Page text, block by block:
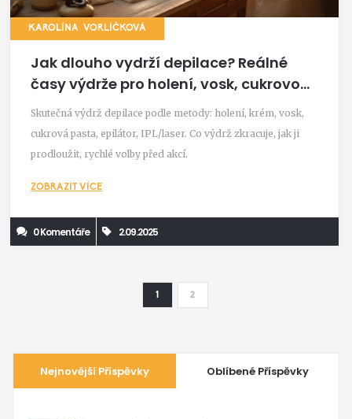
KAROLÍNA VORLÍČKOVÁ
Jak dlouho vydrží depilace? Reálné
časy výdrže pro holení, vosk, cukrovou
pastu, epilátor i laser (2025)
Skutečná výdrž depilace podle metody: holení, krém, vosk,
cukrová pasta, epilátor, IPL/laser. Co výdrž zkracuje, jak ji
prodloužit, rychlé volby před akcí.
ZOBRAZIT VÍCE
0 Komentáře 2.09.2025
1 2
Nejnovější Příspěvky Oblíbené Příspěvky